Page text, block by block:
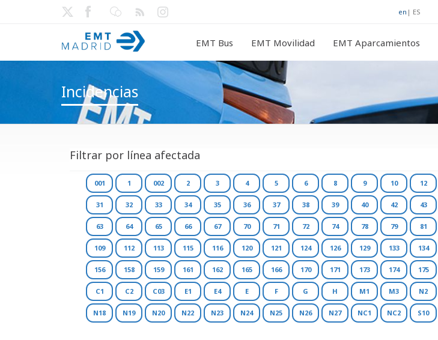
en | ES
EMT Bus EMT Movilidad EMT Aparcamientos
Incidencias
Filtrar por línea afectada
001 1 002 2 3 4 5 6 8 9 10 12
31 32 33 34 35 36 37 38 39 40 42 43
63 64 65 66 67 70 71 72 74 78 79 81
109 112 113 115 116 120 121 124 126 129 133 134
156 158 159 161 162 165 166 170 171 173 174 175
C1 C2 C03 E1 E4 E F G H M1 M3 N2
N18 N19 N20 N22 N23 N24 N25 N26 N27 NC1 NC2 S10